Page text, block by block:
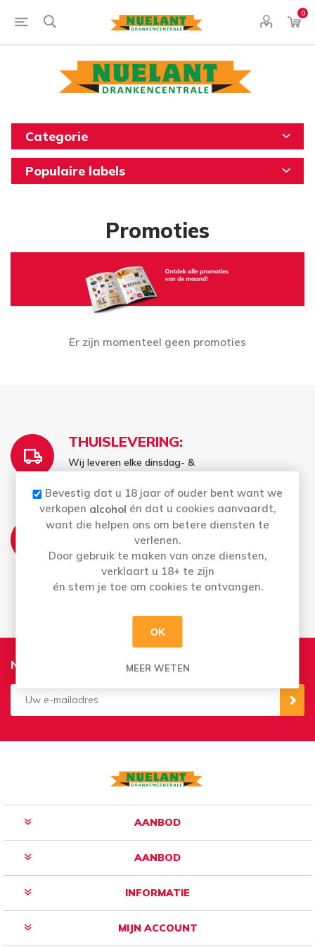
0
Categorie
Populaire labels
Promoties
Er zijn momenteel geen promoties
THUISLEVERING:
Wij leveren elke dinsdag- &
donderdagnamiddag aan huis
AFHALEN:
Ma t.e.m. Do: Uw bestelling staat de volgende
dag voor u klaar vanaf 13u
Bestellingen op vrijdag en in het weekend kan
u vanaf maandag afhalen
Nieuwsbrief
AANBOD
AANBOD
INFORMATIE
MIJN ACCOUNT
Bevestig dat u 18 jaar of ouder bent want we
verkopen alcohol én dat u cookies aanvaardt,
want die helpen ons om betere diensten te
verlenen.
Door gebruik te maken van onze diensten,
verklaart u 18+ te zijn
én stem je toe om cookies te ontvangen.
OK
MEER WETEN